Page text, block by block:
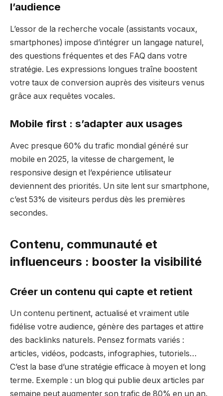
l’audience
L’essor de la recherche vocale (assistants vocaux,
smartphones) impose d’intégrer un langage naturel,
des questions fréquentes et des FAQ dans votre
stratégie. Les expressions longues traîne boostent
votre taux de conversion auprès des visiteurs venus
grâce aux requêtes vocales.
Mobile first : s’adapter aux usages
Avec presque 60% du trafic mondial généré sur
mobile en 2025, la vitesse de chargement, le
responsive design et l’expérience utilisateur
deviennent des priorités. Un site lent sur smartphone,
c’est 53% de visiteurs perdus dès les premières
secondes.
Contenu, communauté et
influenceurs : booster la visibilité
Créer un contenu qui capte et retient
Un contenu pertinent, actualisé et vraiment utile
fidélise votre audience, génère des partages et attire
des backlinks naturels. Pensez formats variés :
articles, vidéos, podcasts, infographies, tutoriels…
C’est la base d’une stratégie efficace à moyen et long
terme. Exemple : un blog qui publie deux articles par
semaine peut augmenter son trafic de 80% en un an.